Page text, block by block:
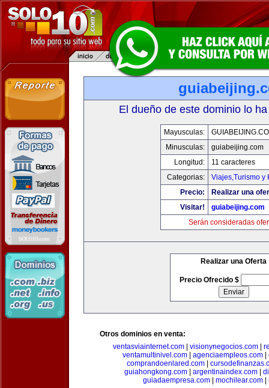
El dueño de este dominio lo
Mayusculas:
Minusculas:
guiabeijing.com
Longitud:
11 caracteres
Categorias:
Viajes,Turismo y
Precio:
Realizar una
Visitar!
guiabeijing.com
Serán consideradas
Realizar una Oferta
Precio Ofrecido $
Otros dominios en venta:
ventasviainternet.com
visionynegocios.com
ventamultinivel.com| agenciaempleos.com|
comprandoenlared.com|
guiahongkong.com| argentinaindex.com|
guiadaempresa.com
mochilear.com